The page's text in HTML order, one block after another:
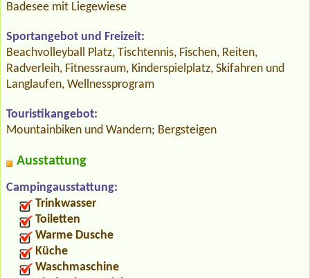
Badesee mit Liegewiese
Sportangebot und Freizeit:
Beachvolleyball Platz, Tischtennis, Fischen, Reiten,
Radverleih, Fitnessraum, Kinderspielplatz, Skifahren und
Langlaufen, Wellnessprogram
Touristikangebot:
Mountainbiken und Wandern; Bergsteigen
Ausstattung
Campingausstattung:
Trinkwasser
Toiletten
Warme Dusche
Küche
Waschmaschine